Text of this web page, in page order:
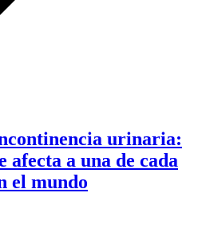
urinaria:
afecta a una de cada
el mundo